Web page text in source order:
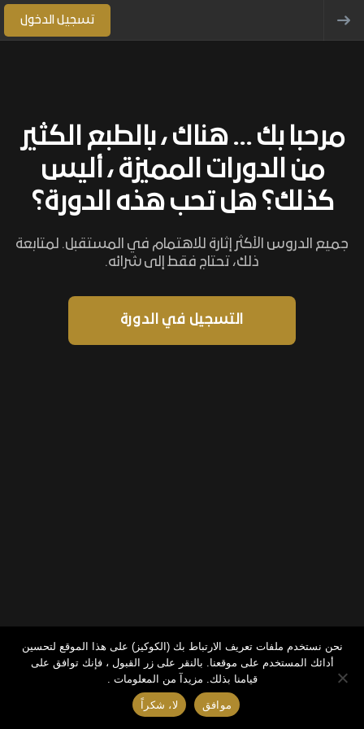
تسجيل الدخول
مرحبا بك ... هناك ، بالطبع الكثير
من الدورات المميزة ، أليس
كذلك؟ هل تحب هذه الدورة؟
جميع الدروس الأكثر إثارة للاهتمام في المستقبل. لمتابعة
ذلك، تحتاج فقط إلى شرائه.
التسجيل في الدورة
نحن نستخدم ملفات تعريف الارتباط بك (الكوكيز) على هذا الموقع لتحسين
أدائك المستخدم على موقعنا. بالنقر على زر القبول ، فإنك توافق على
قيامنا بذلك. مزيدآ من المعلومات .
موافق لا، شكراً